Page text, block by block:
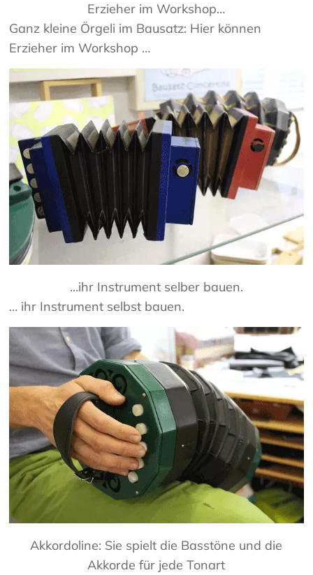
Erzieher im Workshop…
Ganz kleine Örgeli im Bausatz: Hier können
Erzieher im Workshop …
…ihr Instrument selber bauen.
… ihr Instrument selbst bauen.
Akkordoline: Sie spielt die Basstöne und die
Akkorde für jede Tonart